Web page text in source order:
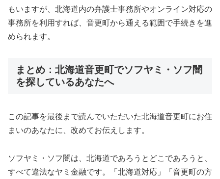
もいますが、北海道内の弁護士事務所やオンライン対応の
事務所を利用すれば、音更町から通える範囲で手続きを進
められます。
まとめ：北海道音更町でソフヤミ・ソフ闇
を探しているあなたへ
この記事を最後まで読んでいただいた北海道音更町にお住
まいのあなたに、改めてお伝えします。
ソフヤミ・ソフ闇は、北海道であろうとどこであろうと、
すべて違法なヤミ金融です。「北海道対応」「音更町の方